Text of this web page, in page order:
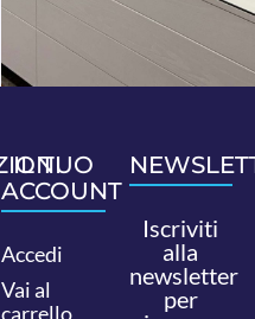
IL TUO
ACCOUNT
Accedi
Vai al
carrello
Iscriviti
alla
newsletter
per